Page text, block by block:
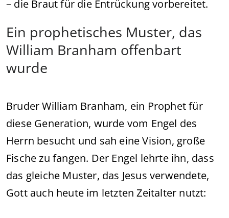
– die Braut für die Entrückung vorbereitet.
Ein prophetisches Muster, das
William Branham offenbart
wurde
Bruder William Branham, ein Prophet für
diese Generation, wurde vom Engel des
Herrn besucht und sah eine Vision, große
Fische zu fangen. Der Engel lehrte ihn, dass
das gleiche Muster, das Jesus verwendete,
Gott auch heute im letzten Zeitalter nutzt: